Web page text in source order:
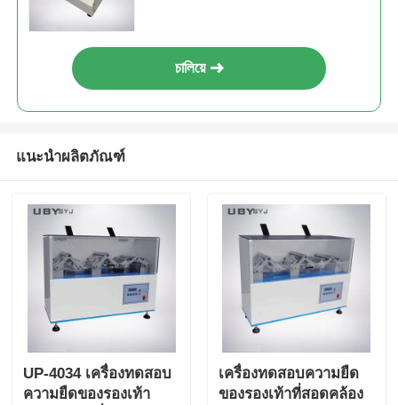
চালিয়ে
แนะนำผลิตภัณฑ์
UP-4034 เครื่องทดสอบ
ความยืดของรองเท้า
เครื่องทดสอบความยืด
ของรองเท้าที่สอดคล้อง